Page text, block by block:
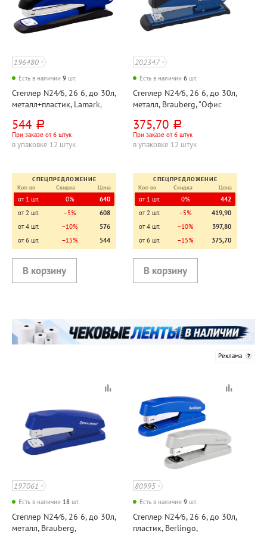
196480
Есть в наличии 9 шт.
Степлер N24⁄6, 26 6, до 30л,
металл+пластик, Lamark,
синий, с антистеплером,
90мм
544 руб.
При заказе от 6 штук
в упаковке 12 штук
СПЕЦПРЕДЛОЖЕНИЕ
Кол-во
Скидка Цена
от 1 шт. 0%
640
от 2 шт.
−5%
608
от 4 шт.
−10%
576
от 6 шт.
−15% 544
202347
Есть в наличии 6 шт.
Степлер N24⁄6, 26 6, до 30л,
металл, Brauberg, "Офис
63мм
375,70 руб.
При заказе от 6 штук
в упаковке 12 штук
СПЕЦПРЕДЛОЖЕНИЕ
Кол-во
Скидка Цена
от 1 шт. 0%
442
от 2 шт.
−5%
419,90
от 4 шт.
−10%
397,80
от 6 шт.
−15% 375,70
Реклама
197061
Есть в наличии 18 шт.
Степлер N24⁄6, 26 6, до 30л,
металл, Brauberg,
80995
Есть в наличии 9 шт.
Степлер N24⁄6, 26 6, до 30л,
пластик, Berlingo,